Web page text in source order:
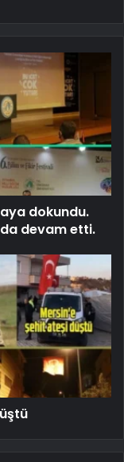
dokundu.
devam etti.